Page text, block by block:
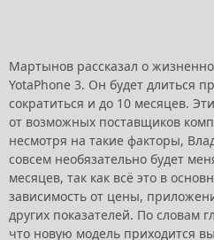
Мартынов рассказал о
YotaPhone 3. Он будет длиться
сократиться и до 10 месяцев.
от возможных поставщиков
несмотря на такие факторы,
совсем необязательно будет
месяцев, так как всё это в
зависимость от цены,
других показателей. По словам
что новую модель приходится